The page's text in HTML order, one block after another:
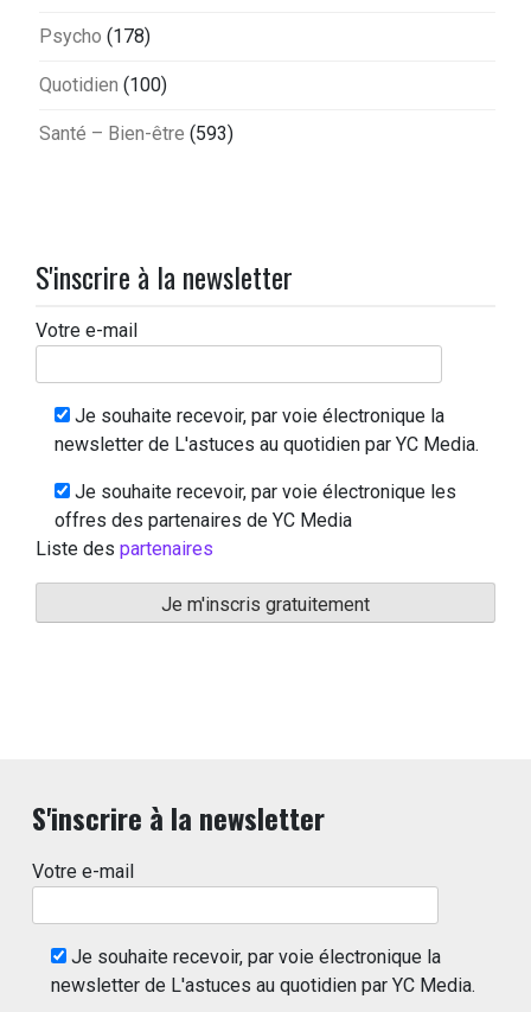
Psycho (178)
Quotidien (100)
Santé – Bien-être (593)
S'inscrire à la newsletter
Votre e-mail
Je souhaite recevoir, par voie électronique la
newsletter de L'astuces au quotidien par YC Media.
Je souhaite recevoir, par voie électronique les
offres des partenaires de YC Media
Liste des partenaires
S'inscrire à la newsletter
Votre e-mail
Je souhaite recevoir, par voie électronique la
newsletter de L'astuces au quotidien par YC Media.